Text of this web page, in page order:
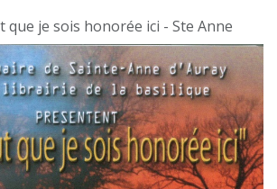
que je sois honorée ici - Ste Anne